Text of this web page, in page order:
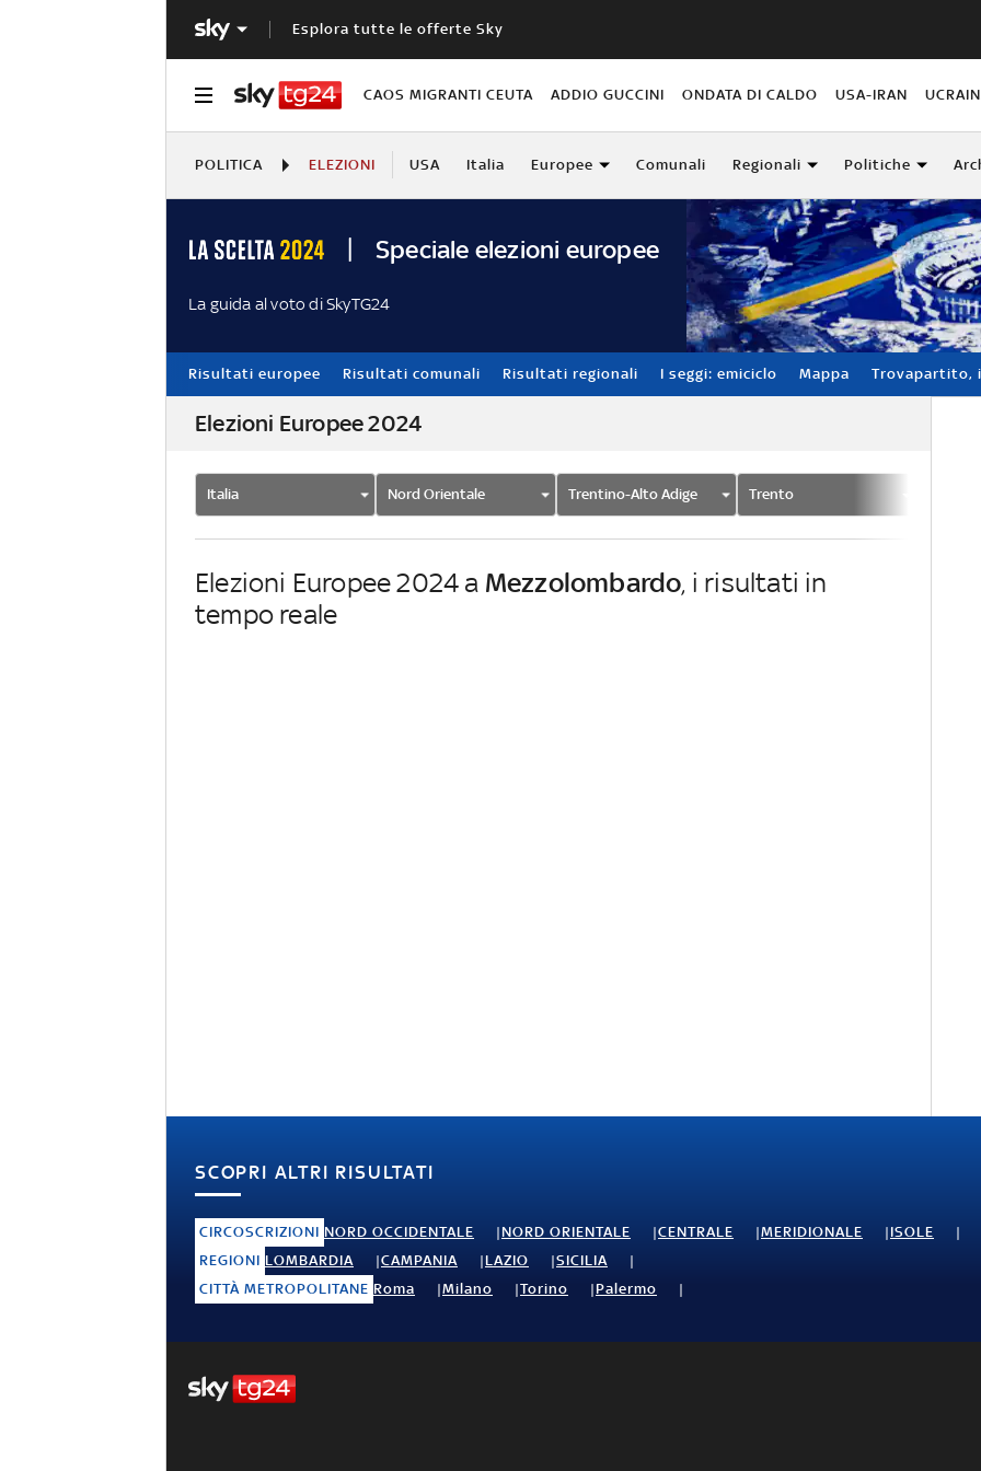
Esplora tutte le offerte Sky
CAOS MIGRANTI CEUTA ADDIO GUCCINI ONDATA DI CALDO USA-IRAN
POLITICA ELEZIONI USA Italia Europee Comunali Regionali Politiche
Speciale elezioni europee
La guida al voto di SkyTG24
Risultati europee Risultati comunali Risultati regionali I seggi: emiciclo Mappa Trovapartito,
Elezioni Europee 2024
Italia Nord Orientale Trentino-Alto Adige Trento
Elezioni Europee 2024 a Mezzolombardo, i risultati in
tempo reale
SCOPRI ALTRI RISULTATI
CIRCOSCRIZIONI NORD OCCIDENTALE NORD ORIENTALE CENTRALE MERIDIONALE
ISOLE
REGIONI LOMBARDIA CAMPANIA LAZIO
SICILIA
CITTÀ METROPOLITANE Roma Milano Torino Palermo